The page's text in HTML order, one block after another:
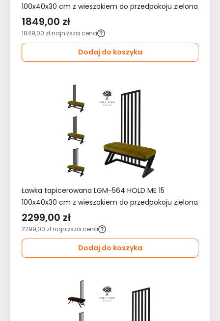
100x40x30 cm z wieszakiem do przedpokoju zielona
1849,00 zł
1849,00 zł najniższa cena
Dodaj do koszyka
Ławka tapicerowana LGM-564 HOLD ME 15
100x40x30 cm z wieszakiem do przedpokoju zielona
2299,00 zł
2299,00 zł najniższa cena
Dodaj do koszyka